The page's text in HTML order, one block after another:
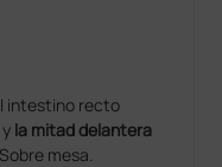
intestino recto
y la mitad delantera
mesa.